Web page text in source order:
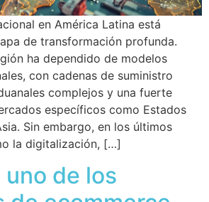
en América Latina está
de transformación profunda.
ha dependido de modelos
con cadenas de suministro
complejos y una fuerte
específicos como Estados
Sin embargo, en los últimos
la digitalización, […]
de los